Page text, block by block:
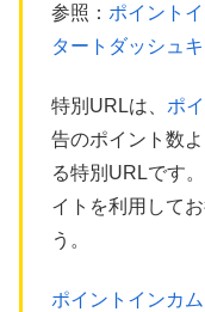
参照： ポイント
タートダッシュ
特別URLは、 ポ
告のポイント数
る特別URLです
イトを利用して
う。
ポイントインカ